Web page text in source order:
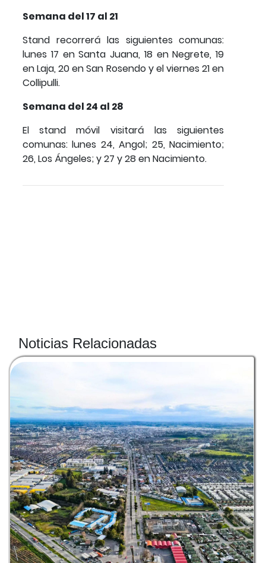
Semana del 17 al 21
Stand recorrerá las siguientes comunas:
lunes 17 en Santa Juana, 18 en Negrete, 19
en Laja, 20 en San Rosendo y el viernes 21 en
Collipulli.
Semana del 24 al 28
El stand móvil visitará las siguientes
comunas: lunes 24, Angol; 25, Nacimiento;
26, Los Ángeles; y 27 y 28 en Nacimiento.
Noticias Relacionadas